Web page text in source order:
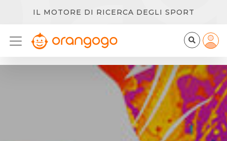
IL MOTORE DI RICERCA DEGLI SPORT